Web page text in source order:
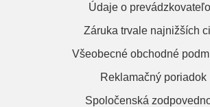
Údaje o
Záruka trvale najnižších
Všeobecné obchodné
Reklamačný poriadok
Spoločenská